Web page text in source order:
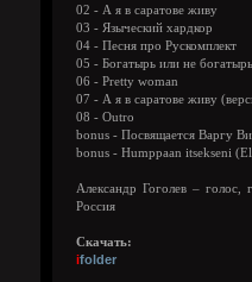
02 - А я в саратове живу
03 - Языческий хардкор
04 - Песня про Рускомплект
05 - Богатырь или не богатырь
06 - Pretty woman
07 - А я в саратове живу
08 - Outro
bonus - Посвящается Варгу
bonus - Humppaan itsekseni
Александр Гоголев – голос,
Россия
Скачать:
ifolder